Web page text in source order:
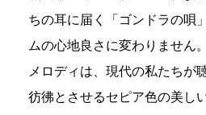
ちの耳に届く「ゴンドラの唄
ムの心地良さに変わりません
メロディは、現代の私たちが
彷彿とさせるセピア色の美し